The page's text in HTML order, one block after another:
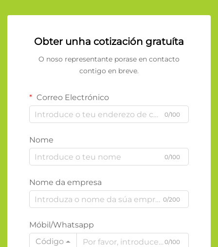
Obter unha cotización gratuíta
O noso representante porase en contacto
contigo en breve.
Correo Electrónico
0/100
Nome
0/100
Nome da empresa
0/200
Móbil/Whatsapp
Código
0/100